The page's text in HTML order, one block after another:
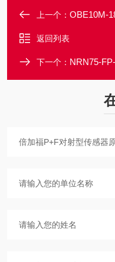
上一个： OBE10M-
返回列表
下一个： NRN75-FP-